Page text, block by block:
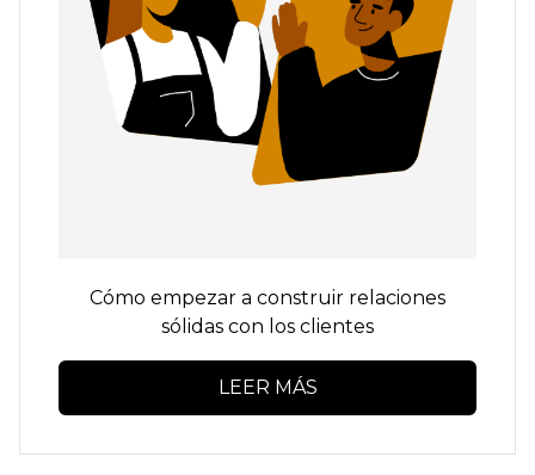
Cómo empezar a construir relaciones
sólidas con los clientes
LEER MÁS